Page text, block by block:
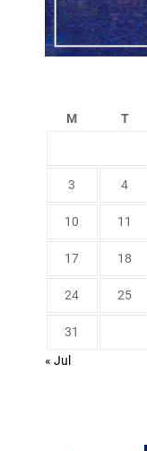
M T
3 4
10 11
17 18
24 25
31
« Jul